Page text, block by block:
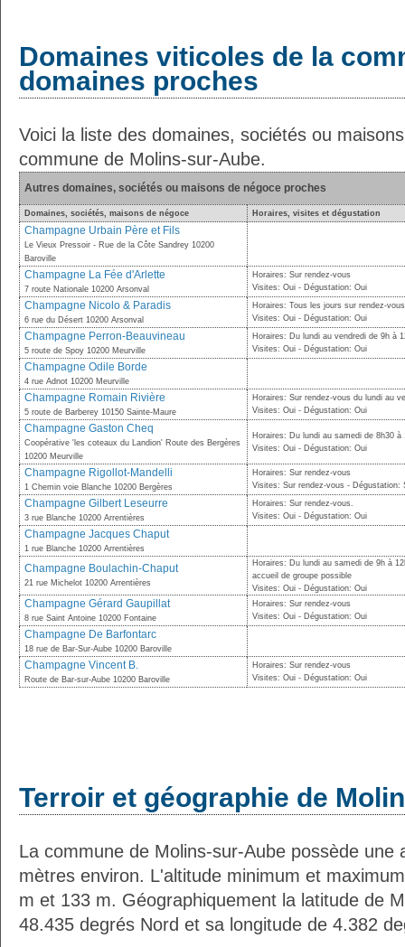
Domaines viticoles de la
domaines proches
Voici la liste des domaines, sociétés ou
commune de Molins-sur-Aube.
Autres domaines, sociétés ou maisons de négoce proches
Domaines, sociétés, maisons de négoce Horaires, visites et dégustation
Champagne Urbain Père et Fils
Le Vieux Pressoir - Rue de la Côte Sandrey 10200
Baroville
Champagne La Fée d'Arlette
7 route Nationale 10200 Arsonval
Horaires: Sur rendez-vous
Visites: Oui - Dégustation: Oui
Champagne Nicolo & Paradis
6 rue du Désert 10200 Arsonval
Horaires: Tous les jours sur rendez-vous
Visites: Oui - Dégustation: Oui
Champagne Perron-Beauvineau
5 route de Spoy 10200 Meurville
Horaires: Du lundi au vendredi de 9h à
Visites: Oui - Dégustation: Oui
Champagne Odile Borde
4 rue Adnot 10200 Meurville
Champagne Romain Rivière
5 route de Barberey 10150 Sainte-Maure
Horaires: Sur rendez-vous du lundi au
Visites: Oui - Dégustation: Oui
Champagne Gaston Cheq
Coopérative 'les coteaux du Landion' Route des Bergères
10200 Meurville
Horaires: Du lundi au samedi de 8h30 à
Visites: Oui - Dégustation: Oui
Champagne Rigollot-Mandelli
1 Chemin voie Blanche 10200 Bergères
Horaires: Sur rendez-vous
Visites: Sur rendez-vous - Dégustation:
Champagne Gilbert Leseurre
3 rue Blanche 10200 Arrentières
Horaires: Sur rendez-vous.
Visites: Oui - Dégustation: Oui
Champagne Jacques Chaput
1 rue Blanche 10200 Arrentières
Champagne Boulachin-Chaput
21 rue Michelot 10200 Arrentières
Horaires: Du lundi au samedi de 9h à
accueil de groupe possible
Visites: Oui - Dégustation: Oui
Champagne Gérard Gaupillat
8 rue Saint Antoine 10200 Fontaine
Horaires: Sur rendez-vous
Visites: Oui - Dégustation: Oui
Champagne De Barfontarc
18 rue de Bar-Sur-Aube 10200 Baroville
Champagne Vincent B.
Route de Bar-sur-Aube 10200 Baroville
Horaires: Sur rendez-vous
Visites: Oui - Dégustation: Oui
Terroir et géographie de
La commune de Molins-sur-Aube possède une
mètres environ. L'altitude minimum et
m et 133 m. Géographiquement la latitude de
48.435 degrés Nord et sa longitude de 4.382